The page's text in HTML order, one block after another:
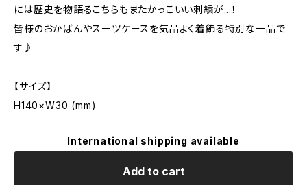
には歴史を物語るこちらもまたかっこいい刺繍が...！
皆様のおかばんやスーツケースを気品よく着飾る特別な一品で
す♪
【サイズ】
H140×W30 (mm)
International shipping available
Add to cart